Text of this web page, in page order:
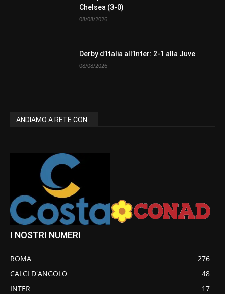
Chelsea (3-0)
08/08/2026
Derby d’Italia all’Inter: 2-1 alla Juve
08/08/2026
ANDIAMO A RETE CON...
I NOSTRI NUMERI
ROMA
276
CALCI D'ANGOLO
48
INTER
17